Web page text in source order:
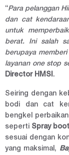
“Para pelanggan
dan cat
untuk
berat. Ini salah
berupaya
layanan one stop
Director HMSI .
Seiring dengan
bodi dan cat
bengkel
seperti Spray
sesuai dengan
yang maksimal,